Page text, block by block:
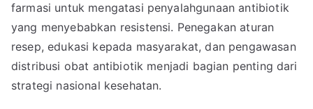
farmasi untuk mengatasi penyalahgunaan antibiotik
yang menyebabkan resistensi. Penegakan aturan
resep, edukasi kepada masyarakat, dan pengawasan
distribusi obat antibiotik menjadi bagian penting dari
strategi nasional kesehatan.